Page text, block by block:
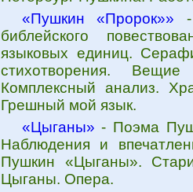
«Пушкин «Пророк»» -
библейского
языковых единиц.
стихотворения.
Комплексный анализ.
Грешный мой язык.
«Цыганы» - Поэма
Наблюдения и
Пушкин «Цыганы».
Цыганы. Опера.